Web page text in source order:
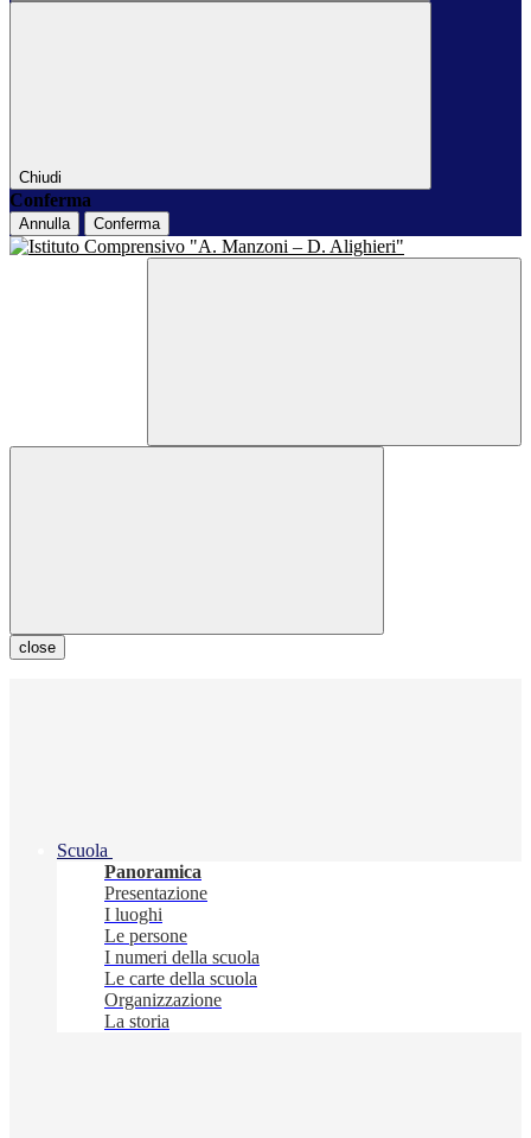
Chiudi
Conferma
Annulla Conferma
close
Scuola
Panoramica
Presentazione
I luoghi
Le persone
I numeri della scuola
Le carte della scuola
Organizzazione
La storia